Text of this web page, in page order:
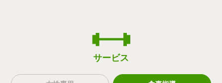
サービス